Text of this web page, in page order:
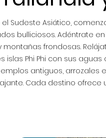
Sudeste Asiático,
bulliciosos. Adéntrate
frondosas.
Phi Phi con sus aguas
antiguos, arrozales
Cada destino ofrece